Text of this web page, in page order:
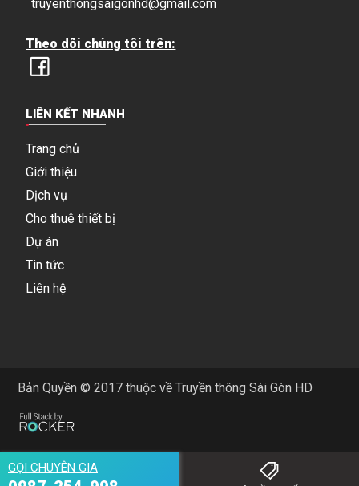
GỌI CHUYÊN GIA
truyenthongsaigonhd@gmail.com
Theo dõi chúng tôi trên:
LIÊN KẾT NHANH
Trang chủ
Giới thiệu
Dịch vụ
Cho thuê thiết bị
Dự án
Tin tức
Liên hệ
Bản Quyền © 2017 thuộc về Truyền thông Sài Gòn HD